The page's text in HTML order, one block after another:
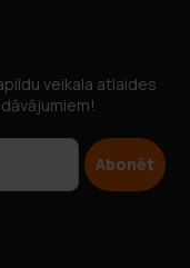
veikala atlaides
Abonēt